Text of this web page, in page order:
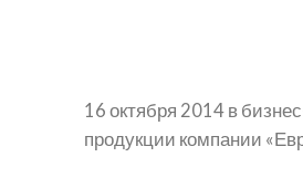
16 октября 2014 в
продукции компании